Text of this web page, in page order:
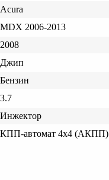
Acura
MDX 2006-2013
2008
Джип
Бензин
3.7
Инжектор
КПП-автомат 4x4 (АКПП)